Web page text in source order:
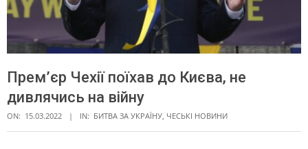
Прем’єр Чехії поїхав до Києва, не
дивлячись на війну
ON: 15.03.2022 IN: БИТВА ЗА УКРАЇНУ, ЧЕСЬКІ НОВИНИ